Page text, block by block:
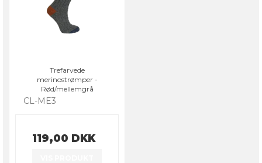
Trefarvede
merinostrømper -
Rød/mellemgrå
CL-ME3
119,00 DKK